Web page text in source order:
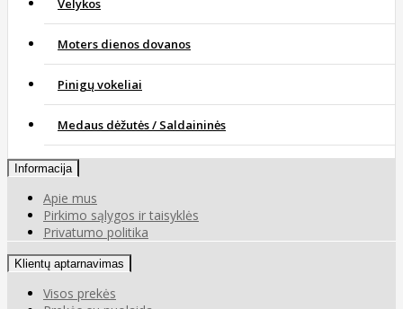
Velykos
Moters dienos dovanos
Pinigų vokeliai
Medaus dėžutės / Saldaininės
Informacija
Apie mus
Pirkimo sąlygos ir taisyklės
Privatumo politika
Klientų aptarnavimas
Visos prekės